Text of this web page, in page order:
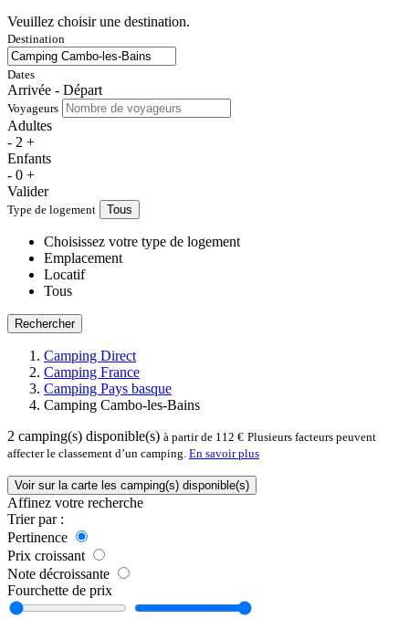
Veuillez choisir une destination.
Destination
Dates
Arrivée - Départ
Voyageurs
Adultes
- 2 +
Enfants
- 0 +
Valider
Type de logement Tous
Choisissez votre type de logement
Emplacement
Locatif
Tous
Rechercher
Camping Direct
Camping France
Camping Pays basque
Camping Cambo-les-Bains
2 camping(s) disponible(s) à partir de 112 € Plusieurs facteurs peuvent
affecter le classement d’un camping. En savoir plus
Voir sur la carte les camping(s) disponible(s)
Affinez votre recherche
Trier par :
Pertinence
Prix croissant
Note décroissante
Fourchette de prix